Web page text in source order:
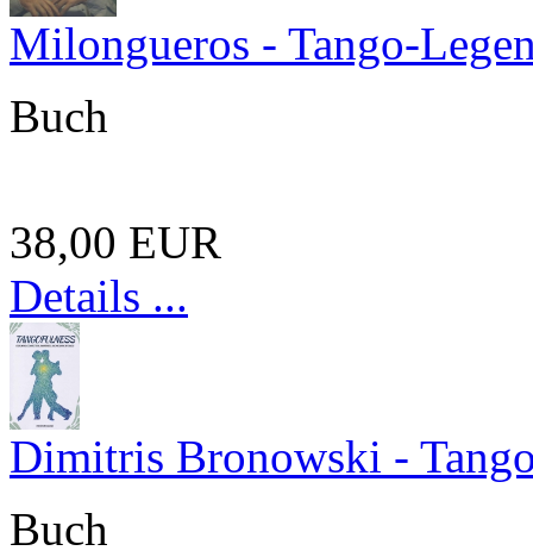
Milongueros - Tango-
Buch
38,00 EUR
Details ...
Dimitris Bronowski -
Buch